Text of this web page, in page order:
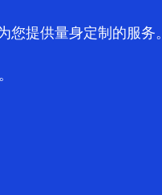
提供量身定制的服务。